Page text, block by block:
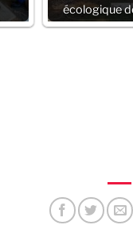
écologique